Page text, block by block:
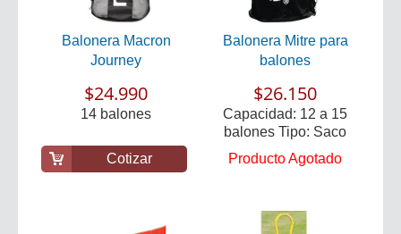
Balonera Macron
Journey
$24.990
14 balones
Cotizar
Balonera Mitre para
balones
$26.150
Capacidad: 12 a 15
balones Tipo: Saco
Producto Agotado